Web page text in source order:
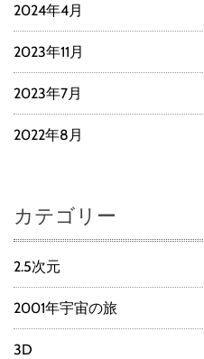
2024年4月
2023年11月
2023年7月
2022年8月
カテゴリー
2.5次元
2001年宇宙の旅
3D